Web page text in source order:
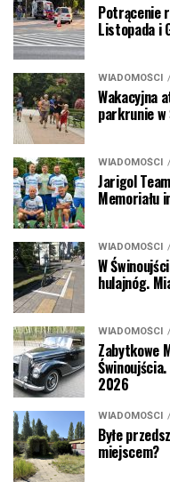
Potrącenie
Listopada i
WIADOMOŚCI
Wakacyjna
parkrunie w
WIADOMOŚCI
Jarigol
Memoriału
WIADOMOŚCI
W
hulajnóg.
WIADOMOŚCI
Zabytkowe
2026
WIADOMOŚCI
Byłe
miejscem?